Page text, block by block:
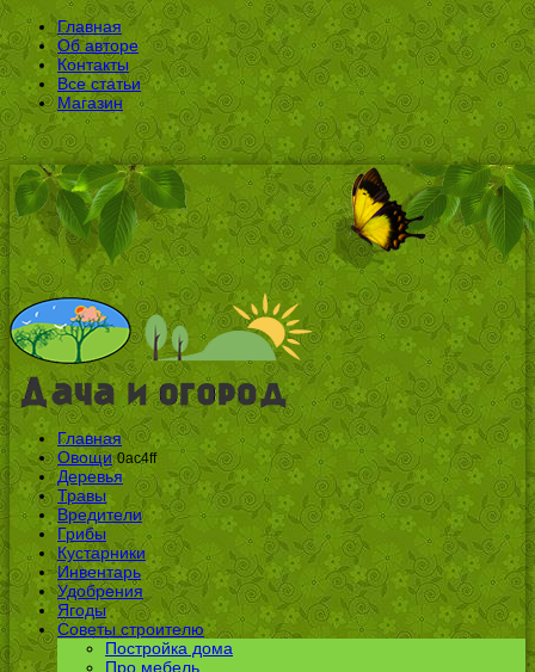
Главная
Об авторе
Контакты
Все статьи
Магазин
Главная
Овощи 0ac4ff
Деревья
Травы
Вредители
Грибы
Кустарники
Инвентарь
Удобрения
Ягоды
Советы строителю
Постройка дома
Про мебель